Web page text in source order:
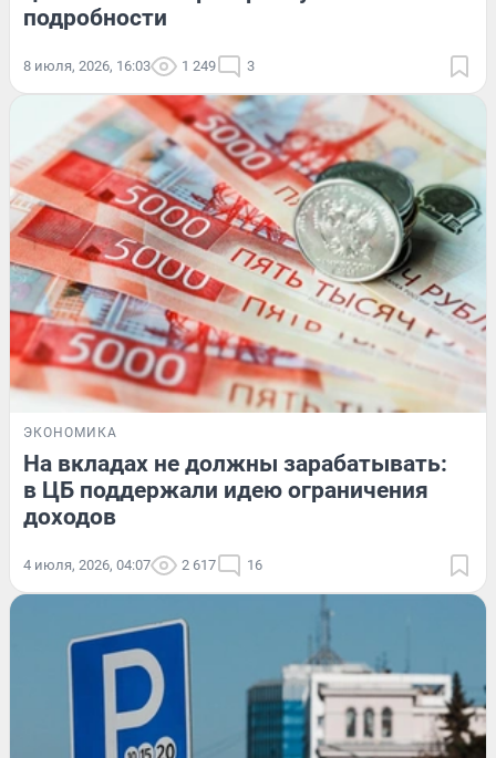
подробности
8 июля, 2026, 16:03 1 249 3
ЭКОНОМИКА
На вкладах не должны зарабатывать:
в ЦБ поддержали идею ограничения
доходов
4 июля, 2026, 04:07 2 617 16